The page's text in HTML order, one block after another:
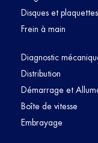
Disques et
Frein à main
Diagnostic
Distribution
Démarrage et
Boîte de vitesse
Embrayage